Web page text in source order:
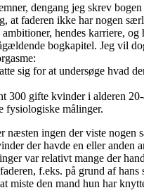
dengang jeg skrev bogen
faderen ikke har nogen
hendes karriere, og
bogkapitel. Jeg vil
sig for at undersøge hvad
300 gifte kvinder i alderen
fysiologiske målinger.
ingen der viste nogen
der havde en eller anden
var relativt mange der
f.eks. på grund af
miste den mand hun har